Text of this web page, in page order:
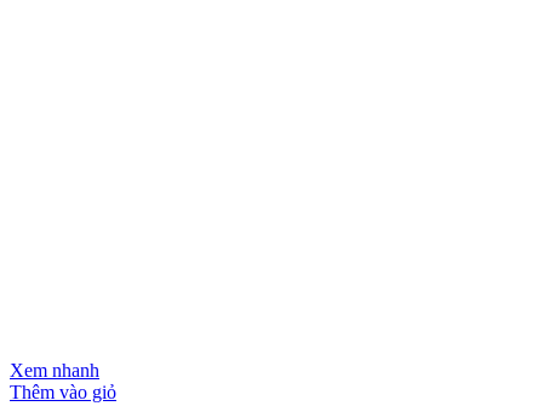
Xem nhanh
Thêm vào giỏ